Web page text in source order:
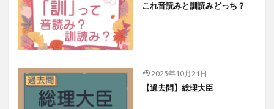
これ音読みと訓読みどっち？
2025年10月21日
【過去問】総理大臣